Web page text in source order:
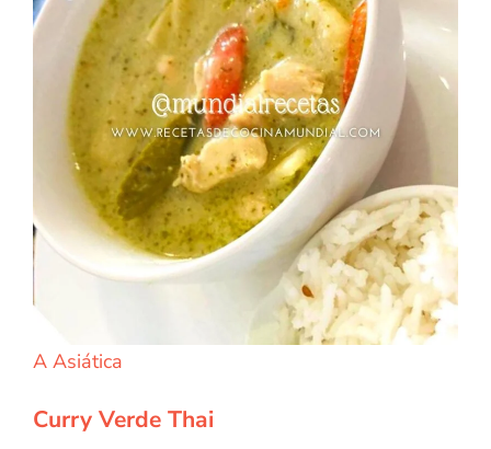
A Asiática
Curry Verde Thai